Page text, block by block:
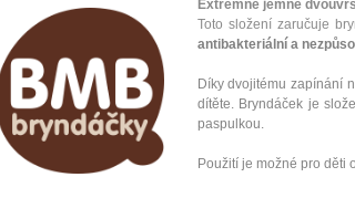
Extrémně jemné
Toto složení zaručuje
antibakteriální a
Díky dvojitému zapínání
dítěte. Bryndáček je
paspulkou.
Použití je možné pro děti